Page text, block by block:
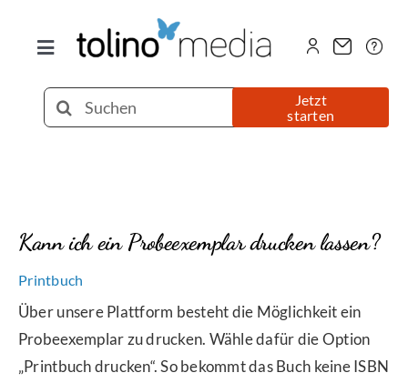
Inhalt
Toggle
Selfpublishing
Hörbuch
Über uns
Suche
nach:
Jetzt
starten
Kann ich ein Probeexemplar drucken lassen?
Printbuch
Über unsere Plattform besteht die Möglichkeit ein
Probeexemplar zu drucken. Wähle dafür die Option
„Printbuch drucken“. So bekommt das Buch keine ISBN